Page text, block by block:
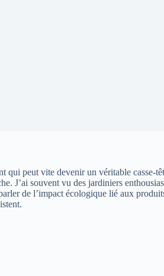
qui peut vite devenir un véritable casse-
J’ai souvent vu des jardiniers
de l’impact écologique lié aux